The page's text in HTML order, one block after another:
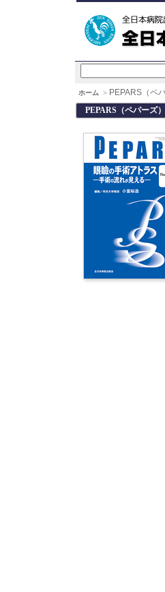
ホーム > PEPARS（ペ
PEPARS（ペパーズ